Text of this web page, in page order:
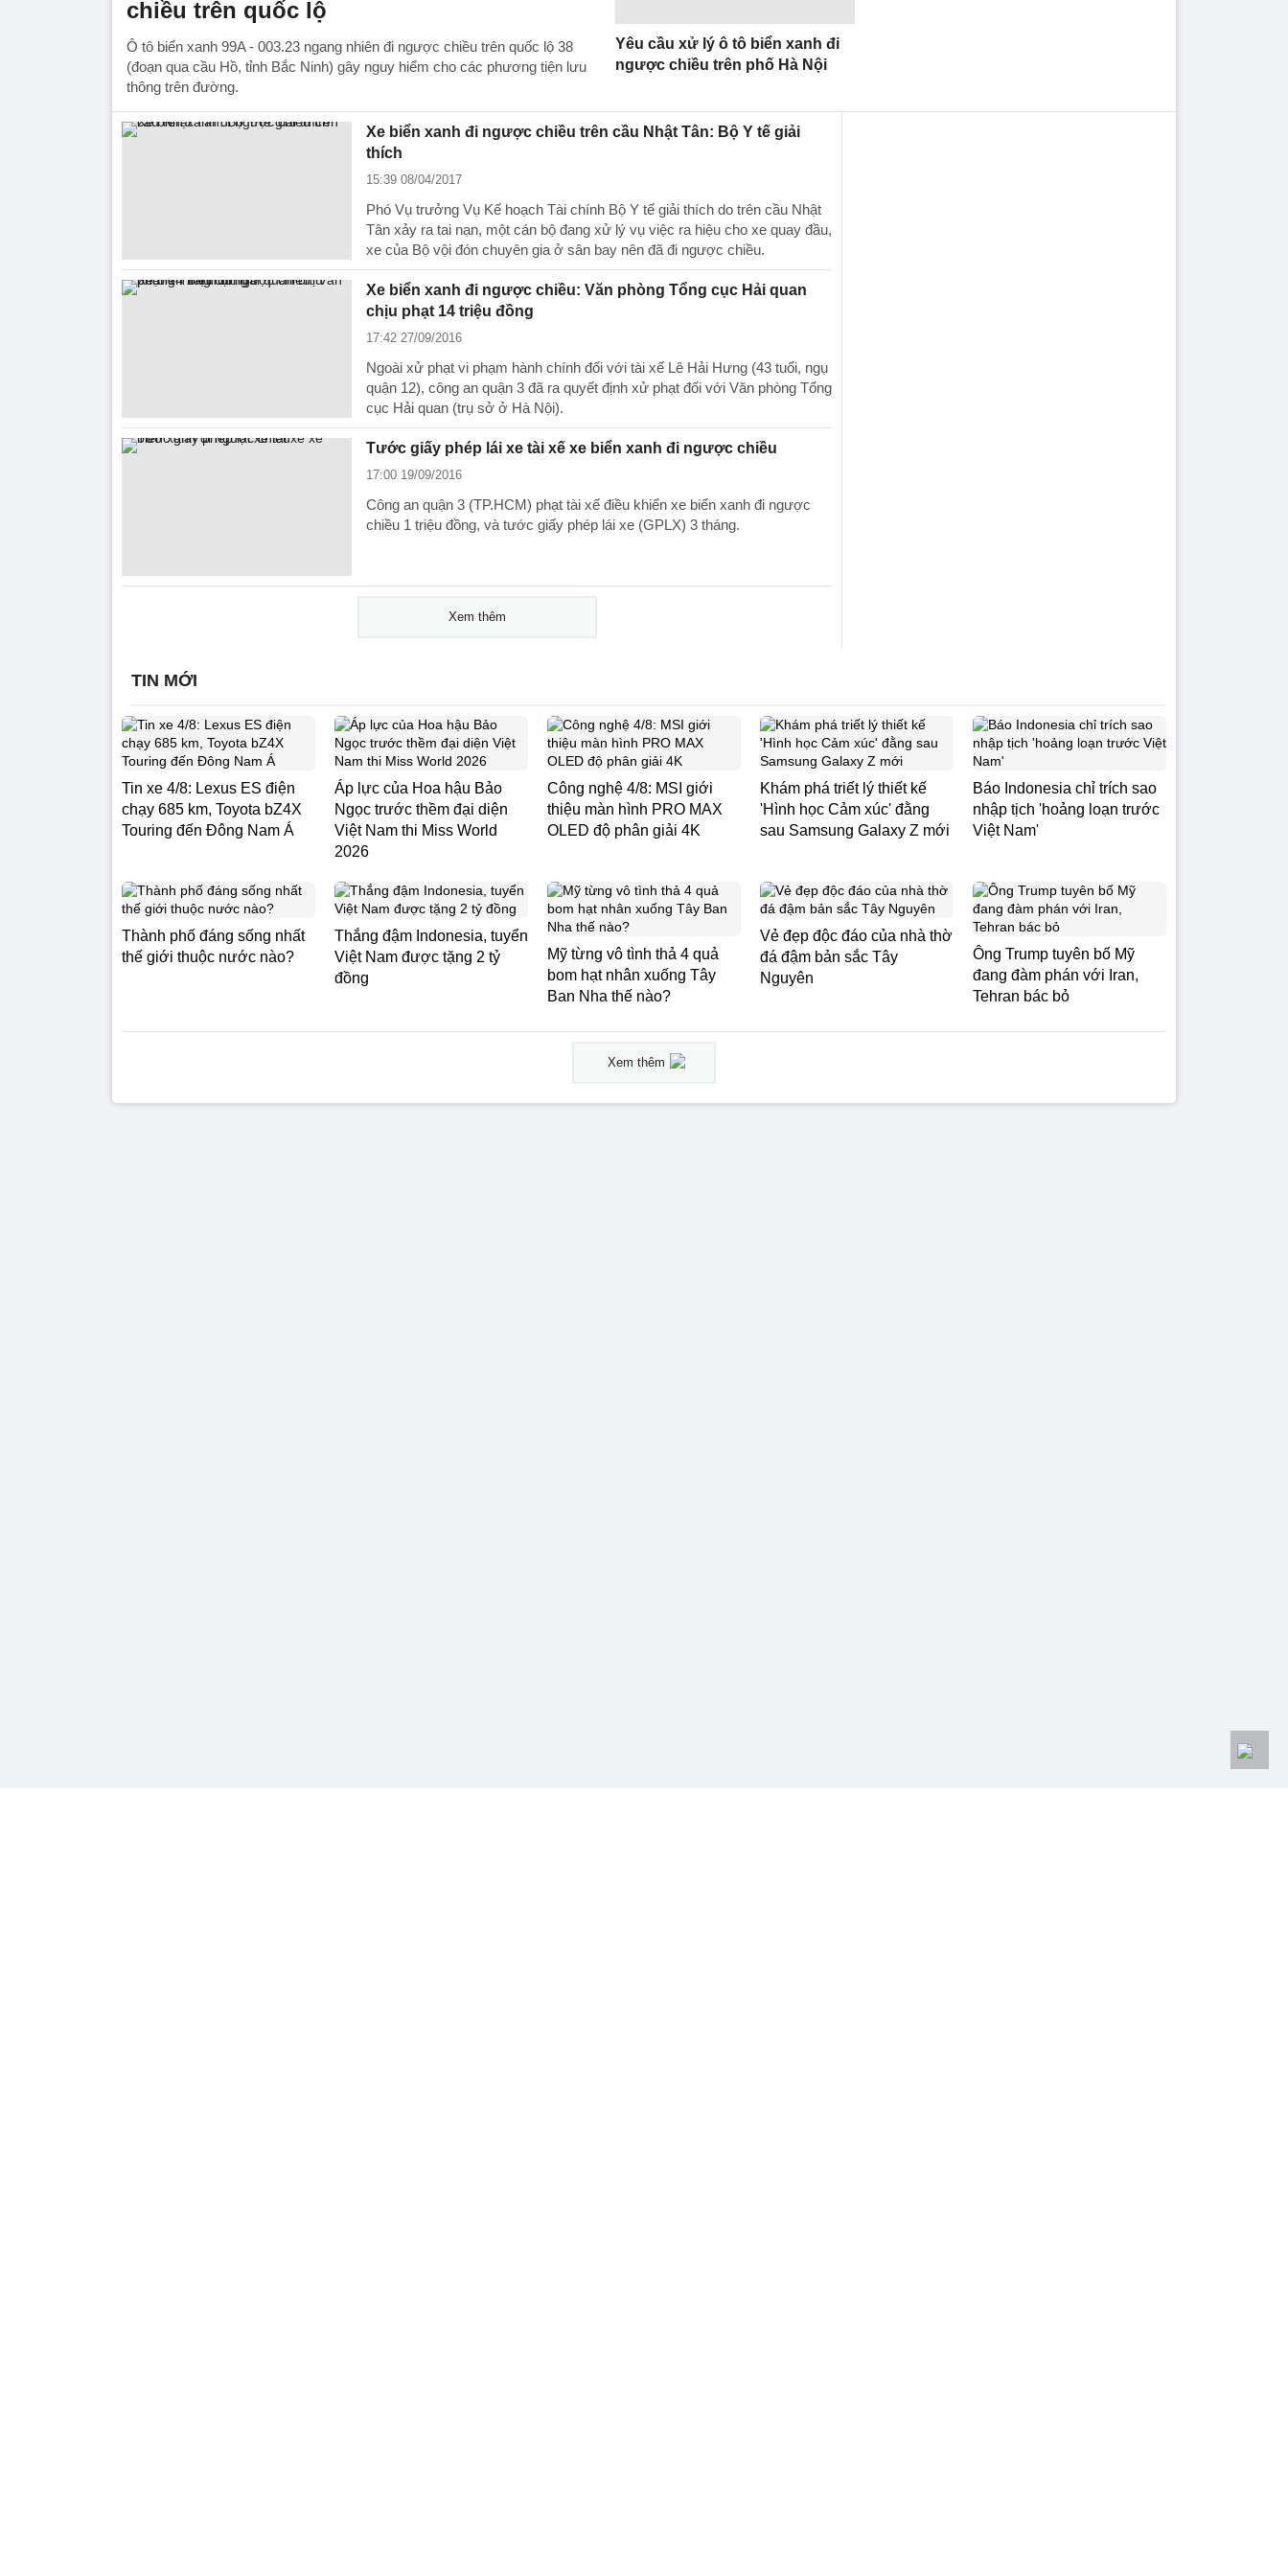
chiều trên quốc lộ
Ô tô biển xanh 99A - 003.23 ngang nhiên đi ngược chiều trên quốc lộ 38
(đoạn qua cầu Hồ, tỉnh Bắc Ninh) gây nguy hiểm cho các phương tiện lưu
thông trên đường.
Yêu cầu xử lý ô tô biển xanh đi
ngược chiều trên phố Hà Nội
Xe biển xanh đi ngược chiều trên cầu Nhật Tân: Bộ Y tế giải
thích
15:39 08/04/2017
Phó Vụ trưởng Vụ Kế hoạch Tài chính Bộ Y tế giải thích do trên cầu Nhật
Tân xảy ra tai nạn, một cán bộ đang xử lý vụ việc ra hiệu cho xe quay đầu,
xe của Bộ vội đón chuyên gia ở sân bay nên đã đi ngược chiều.
Xe biển xanh đi ngược chiều: Văn phòng Tổng cục Hải quan
chịu phạt 14 triệu đồng
17:42 27/09/2016
Ngoài xử phạt vi phạm hành chính đối với tài xế Lê Hải Hưng (43 tuổi, ngụ
quận 12), công an quận 3 đã ra quyết định xử phạt đối với Văn phòng Tổng
cục Hải quan (trụ sở ở Hà Nội).
Tước giấy phép lái xe tài xế xe biển xanh đi ngược chiều
17:00 19/09/2016
Công an quận 3 (TP.HCM) phạt tài xế điều khiển xe biển xanh đi ngược
chiều 1 triệu đồng, và tước giấy phép lái xe (GPLX) 3 tháng.
Xem thêm
TIN MỚI
Tin xe 4/8: Lexus ES điện
chạy 685 km, Toyota bZ4X
Touring đến Đông Nam Á
Áp lực của Hoa hậu Bảo
Ngọc trước thềm đại diện
Việt Nam thi Miss World
2026
Công nghệ 4/8: MSI giới
thiệu màn hình PRO MAX
OLED độ phân giải 4K
Khám phá triết lý thiết kế
'Hình học Cảm xúc' đằng
sau Samsung Galaxy Z mới
Báo Indonesia chỉ trích sao
nhập tịch 'hoảng loạn trước
Việt Nam'
Thành phố đáng sống nhất
thế giới thuộc nước nào?
Thắng đậm Indonesia, tuyển
Việt Nam được tặng 2 tỷ
đồng
Mỹ từng vô tình thả 4 quả
bom hạt nhân xuống Tây
Ban Nha thế nào?
Vẻ đẹp độc đáo của nhà thờ
đá đậm bản sắc Tây
Nguyên
Ông Trump tuyên bố Mỹ
đang đàm phán với Iran,
Tehran bác bỏ
Xem thêm